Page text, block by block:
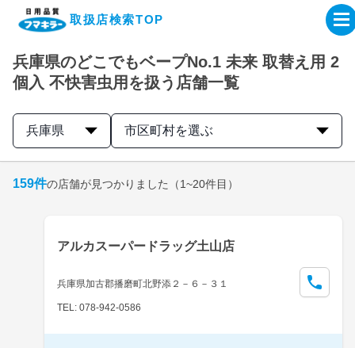
取扱店検索TOP
企業・IR情報サイト
製品情報サイト
取扱店検索はこちら
兵庫県のどこでもベープNo.1 未来 取替え用 2
個入 不快害虫用を扱う店舗一覧
兵庫県 市区町村を選ぶ
159件の店舗が見つかりました （1~20件目）
アルカスーパードラッグ土山店
兵庫県加古郡播磨町北野添２－６－３１
TEL: 078-942-0586